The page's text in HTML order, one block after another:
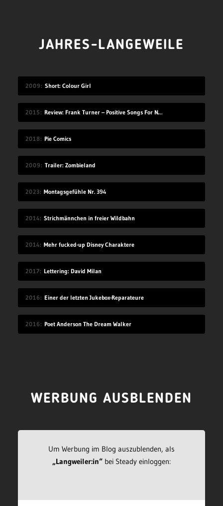
JAHRES-LANGEWEILE
2009 Short: Colour Girl
2015 Review: Frank Turner – Positive Songs For Negative People
2018 Pie Comics
2009 Trailer: Zombieland
2023 Montagsgefühle Nr. 394
2014 Strichmännchen in freier Wildbahn
2014 Mehr fucked-up Disney Charaktere
2017 Lettering: David Milan
2016 Einer der letzten Jukebox-Reparateure
2016 Poet Anderson The Dream Walker
WERBUNG AUSBLENDEN
Um Werbung im Blog auszublenden, als
„Langweiler:in“bei Steady einloggen: